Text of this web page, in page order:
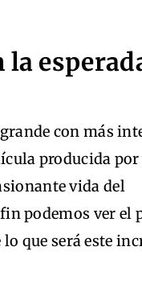
la
con más
producida por
vida del
podemos ver el
que será este